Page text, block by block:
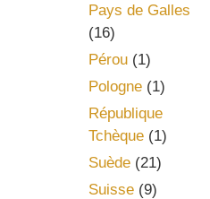
Pays de Galles
(16)
Pérou(1)
Pologne(1)
République
Tchèque(1)
Suède(21)
Suisse(9)